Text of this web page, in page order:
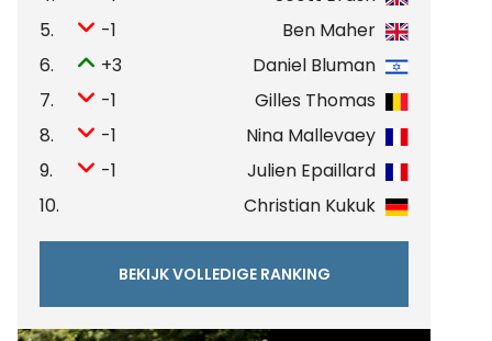
5.
-1
Ben Maher
6.
+3
Daniel Bluman
7.
-1
Gilles Thomas
8.
-1
Nina Mallevaey
9.
-1
Julien Epaillard
10.
Christian Kukuk
BEKIJK VOLLEDIGE RANKING